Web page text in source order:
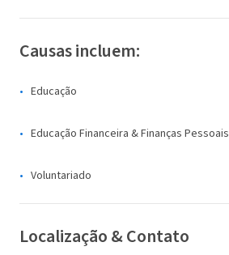
Causas incluem:
Educação
Educação Financeira & Finanças Pessoais
Voluntariado
Localização & Contato